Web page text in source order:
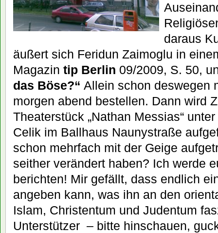
daraus
äußert sich Feridun Zaimoglu in
Magazin tip Berlin 09/2009, S. 50,
das Böse?“ Allein schon deswegen
morgen abend bestellen. Dann wird
Theaterstück „Nathan Messias“
Celik im Ballhaus Naunystraße
schon mehrfach mit der Geige
seither verändert haben? Ich werde
berichten! Mir gefällt, dass endlich
angeben kann, was ihn an den
Islam, Christentum und Judentum
Unterstützer – bitte hinschauen,